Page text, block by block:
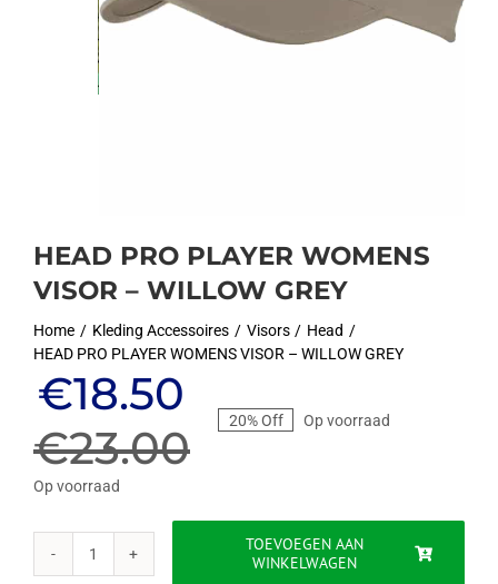
HEAD PRO PLAYER WOMENS
VISOR – WILLOW GREY
Home Kleding Accessoires Visors
Head
HEAD PRO PLAYER WOMENS VISOR – WILLOW GREY
€23.00
Oorspronkelijke
prijs
was:
€23.00.
€18.50
Huidige
prijs
is:
€18.50.
20% Off Op voorraad
Op voorraad
HEAD
TOEVOEGEN AAN
WINKELWAGEN